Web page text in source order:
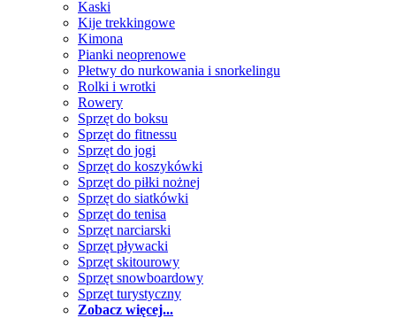
Kaski
Kije trekkingowe
Kimona
Pianki neoprenowe
Płetwy do nurkowania i snorkelingu
Rolki i wrotki
Rowery
Sprzęt do boksu
Sprzęt do fitnessu
Sprzęt do jogi
Sprzęt do koszykówki
Sprzęt do piłki nożnej
Sprzęt do siatkówki
Sprzęt do tenisa
Sprzęt narciarski
Sprzęt pływacki
Sprzęt skitourowy
Sprzęt snowboardowy
Sprzęt turystyczny
Zobacz więcej...